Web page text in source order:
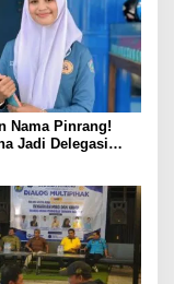
Nama Pinrang!
Jadi Delegasi